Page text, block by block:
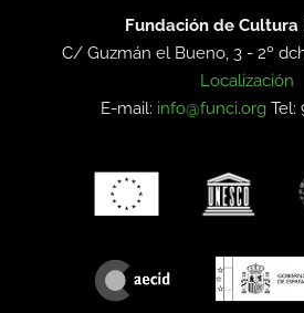
Fundación de Cultura
C/ Guzmán el Bueno, 3 - 2º
Localización
E-mail: info@funci.org Tel: